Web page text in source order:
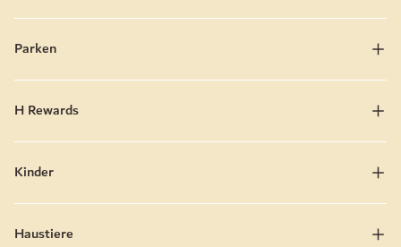
Parken
H Rewards
Kinder
Haustiere